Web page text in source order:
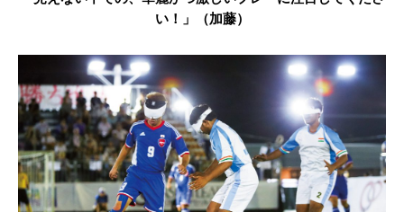
い！」（加藤）